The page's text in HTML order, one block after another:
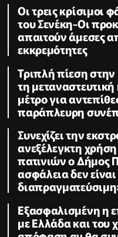
Οι τρεις κρίσιμοι
του Σενέκη-Οι
απαιτούν άμεσες
εκκρεμότητες
Τριπλή πίεση
τη
μέτρο για
παράπλευρη
Συνεχίζει την
ανεξέλεγκτη
πατινιών ο Δήμος
ασφάλεια δεν είναι
Εξασφαλισμένη η
με Ελλάδα και του